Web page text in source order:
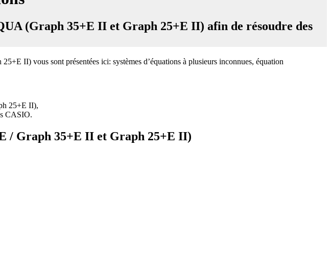
(Graph 35+E II et Graph 25+E II) afin de résoudre des
II) vous sont présentées ici: systèmes d’équations à plusieurs inconnues, équation
25+E II),
CASIO.
/ Graph 35+E II et Graph 25+E II)